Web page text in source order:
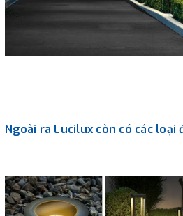
Ngoài ra Lucilux còn có các loại